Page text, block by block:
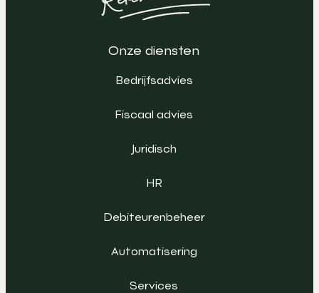
Onze diensten
Bedrijfsadvies
Fiscaal advies
Juridisch
HR
Debiteurenbeheer
Automatisering
Services